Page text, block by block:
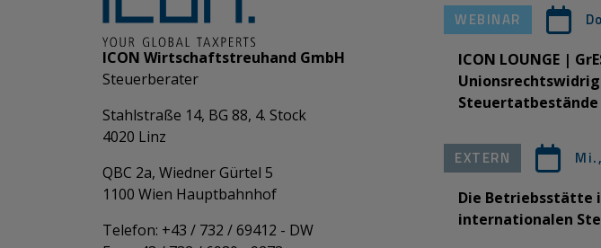
ICON Wirtschaftstreuhand GmbH
Steuerberater
Stahlstraße 14, BG 88, 4. Stock
4020 Linz
QBC 2a, Wiedner Gürtel 5
​​​​​​​1100 Wien Hauptbahnhof
Telefon: +43 / 732 / 69412 - DW
WEBINAR
ICON LOUNGE |
EXTERN
Die Betriebsstätte
internationalen